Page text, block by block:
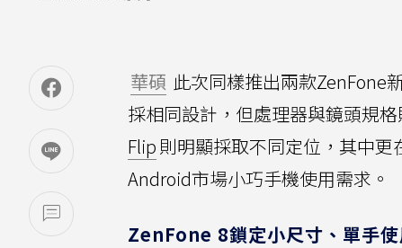
華碩 此次同樣推出兩款ZenFone
採相同設計，但處理器與鏡頭規
Flip則明顯採取不同定位，其中
Android市場小巧手機使用需求。
ZenFone 8鎖定小尺寸、單手